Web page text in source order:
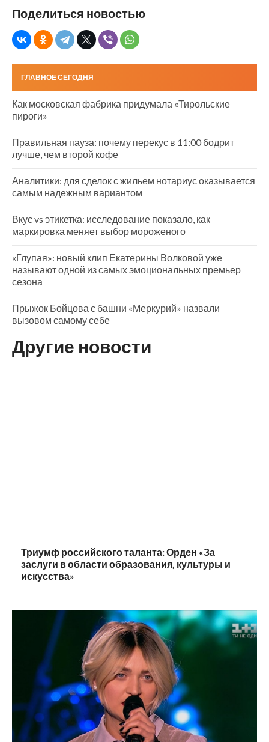
Поделиться новостью
ГЛАВНОЕ СЕГОДНЯ
Как московская фабрика придумала «Тирольские
пироги»
Правильная пауза: почему перекус в 11:00 бодрит
лучше, чем второй кофе
Аналитики: для сделок с жильем нотариус оказывается
самым надежным вариантом
Вкус vs этикетка: исследование показало, как
маркировка меняет выбор мороженого
«Глупая»: новый клип Екатерины Волковой уже
называют одной из самых эмоциональных премьер
сезона
Прыжок Бойцова с башни «Меркурий» назвали
вызовом самому себе
Другие новости
Триумф российского таланта: Орден «За
заслуги в области образования, культуры и
искусства»